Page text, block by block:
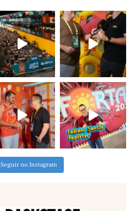
Seguir no Instagram